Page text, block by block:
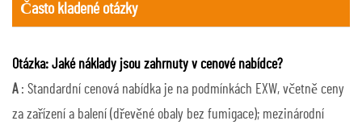
Často kladené otázky
Otázka: Jaké náklady jsou zahrnuty v cenové nabídce?
A : Standardní cenová nabídka je na podmínkách EXW, včetně ceny
za zařízení a balení (dřevěné obaly bez fumigace); mezinárodní